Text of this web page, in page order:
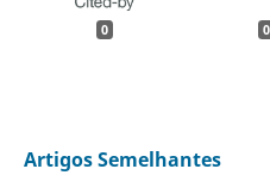
0 0
Artigos Semelhantes